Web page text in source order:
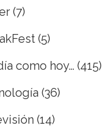
(7)
(5)
como hoy… (415)
(36)
(14)